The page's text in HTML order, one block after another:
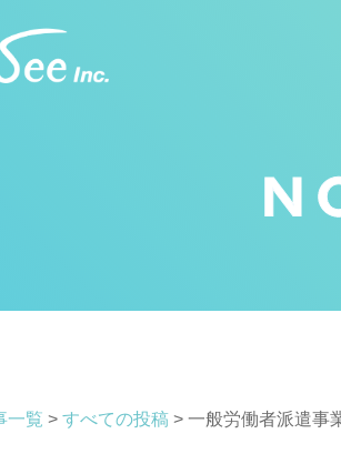
一覧 > すべての投稿 > 一般労働者派遣事